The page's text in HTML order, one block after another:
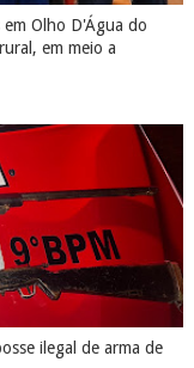
Olho D'Água do
em meio a
ilegal de arma de